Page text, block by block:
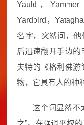
Yauld，
Yardbird，
名字，突然间，
后迅速翻开手边的
夫特的《格利佛游
物，它具有人的种
这个词显然不太
之”。在强调平权